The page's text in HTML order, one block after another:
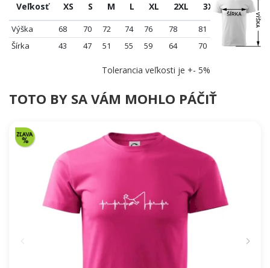
Veľkosť XS S M L XL 2XL 3XL 4XL
Výška 68 70 72 74 76 78 81
Šírka
43 47 51 55 59 64 70 76
Tolerancia veľkosti je +- 5%
TOTO BY SA VÁM MOHLO PÁČIŤ